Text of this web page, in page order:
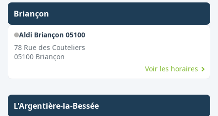
Briançon
Aldi Briançon 05100
78 Rue des Couteliers
05100 Briançon
Voir les horaires
L'Argentière-la-Bessée